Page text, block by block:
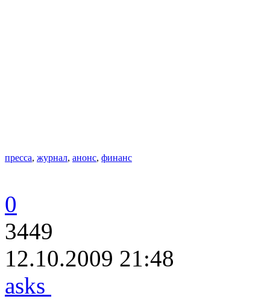
пресса, журнал, анонс, финанс
0
3449
12.10.2009 21:48
asks